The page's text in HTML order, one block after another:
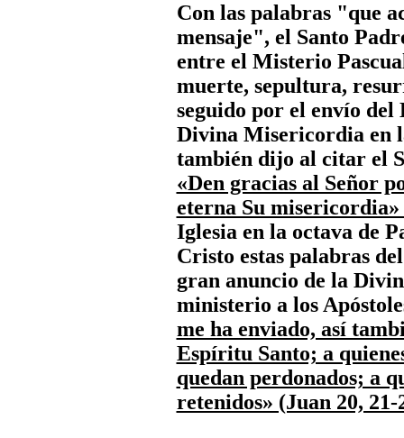
Con las palabras "que
mensaje", el Santo
entre el Misterio
muerte, sepultura,
seguido por el envío del
Divina Misericordia en
también dijo al citar el
«Den gracias al Señor
eterna Su misericordia»
Iglesia en la octava de
Cristo estas palabras
gran anuncio de la
ministerio a los
me ha enviado, así
Espíritu Santo; a
quedan perdonados; a
retenidos» (Juan 20,